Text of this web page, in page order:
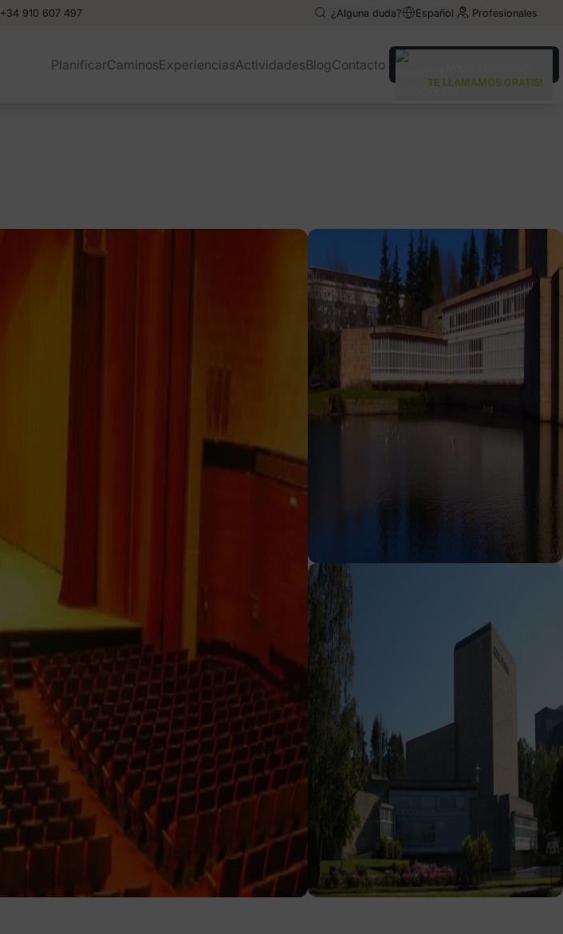
+34 910 607 497 ¿Alguna duda? Español Profesionales
PlanificarCaminosExperienciasActividadesBlogContacto
TE LLAMAMOS GRATIS!